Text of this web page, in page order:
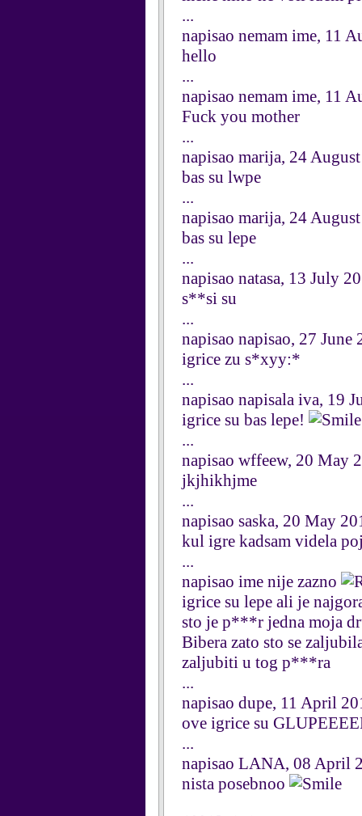
...
napisao nemam ime, 11
hello
...
napisao nemam ime, 11
Fuck you mother
...
napisao marija, 24
bas su lwpe
...
napisao marija, 24
bas su lepe
...
napisao natasa, 13 July
s**si su
...
napisao napisao, 27 June
igrice zu s*xyy:*
...
napisao napisala iva, 19
igrice su bas lepe!
...
napisao wffeew, 20 May
jkjhikhjme
...
napisao saska, 20 May
kul igre kadsam videla
...
napisao ime nije zazno
igrice su lepe ali je
sto je p***r jedna moja
Bibera zato sto se
zaljubiti u tog p***ra
...
napisao dupe, 11 April
ove igrice su
...
napisao LANA, 08 April
nista posebnoo